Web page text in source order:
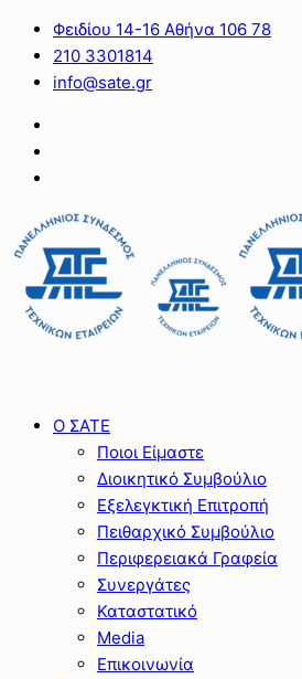
Φειδίου 14-16 Αθήνα 106 78
210 3301814
info@sate.gr
Ο ΣΑΤΕ
Ποιοι Είμαστε
Διοικητικό Συμβούλιο
Εξελεγκτική Επιτροπή
Πειθαρχικό Συμβούλιο
Περιφερειακά Γραφεία
Συνεργάτες
Καταστατικό
Media
Επικοινωνία